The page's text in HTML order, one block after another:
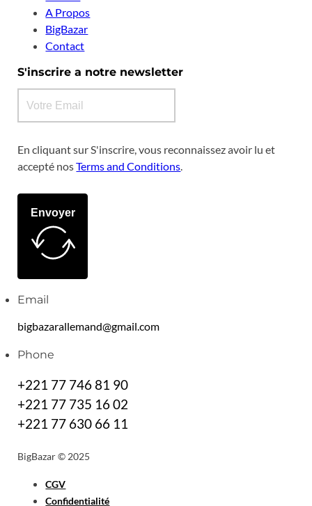
A Propos
BigBazar
Contact
S'inscrire a notre newsletter
En cliquant sur S'inscrire, vous reconnaissez avoir lu et
accepté nosTerms and Conditions.
Envoyer
Email
bigbazarallemand@gmail.com
Phone
+221 77 746 81 90
+221 77 735 16 02
+221 77 630 66 11
BigBazar © 2025
CGV
Confidentialité